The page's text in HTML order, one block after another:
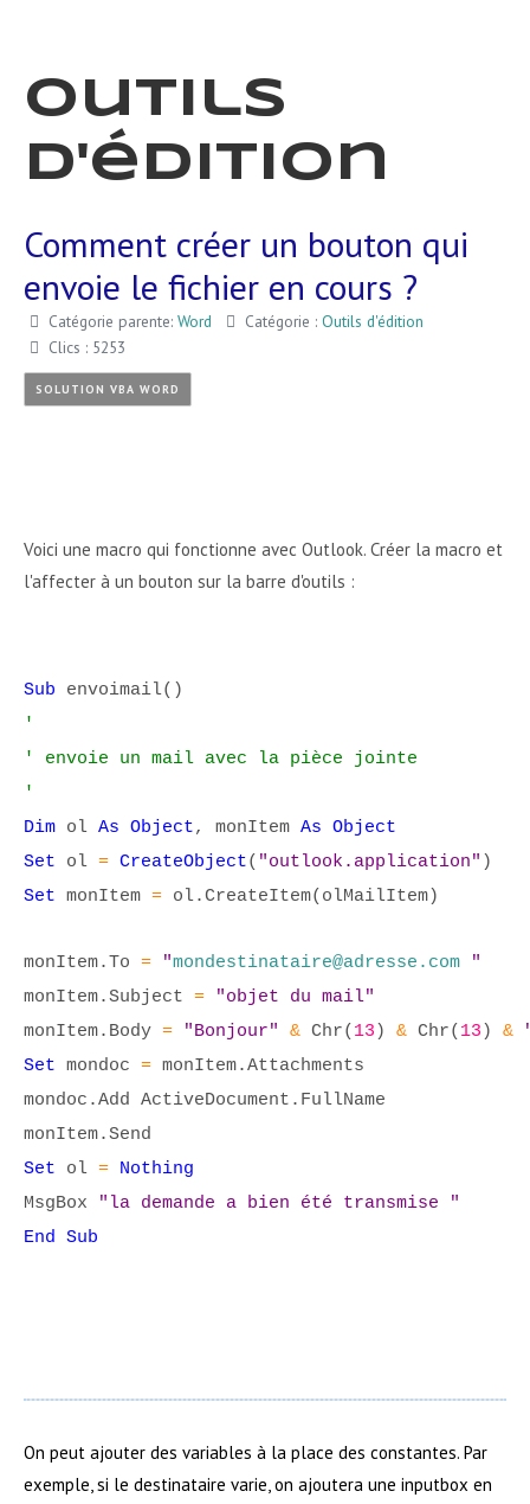
Outils
d'édition
Comment créer un bouton qui
envoie le fichier en cours ?
Catégorie parente: Word Catégorie : Outils d'édition
Clics : 5253
SOLUTION VBA WORD
Voici une macro qui fonctionne avec Outlook. Créer la macro et
l'affecter à un bouton sur la barre d'outils :
Sub envoimail()
'
' envoie un mail avec la pièce jointe
'
Dim ol As Object, monItem As Object
Set ol = CreateObject( "outlook.application" )
Set monItem = ol.CreateItem(olMailItem)
monItem.To = "mondestinataire@adresse.com "
monItem.Subject =
"objet du mail"
monItem.Body = "Bonjour" & Chr( 13 ) & Chr( 13 ) &
Set mondoc = monItem.Attachments
mondoc.Add ActiveDocument.FullName
monItem.Send
Set ol = Nothing
MsgBox
"la demande a bien été transmise "
End Sub
On peut ajouter des variables à la place des constantes. Par
exemple, si le destinataire varie, on ajoutera une inputbox en